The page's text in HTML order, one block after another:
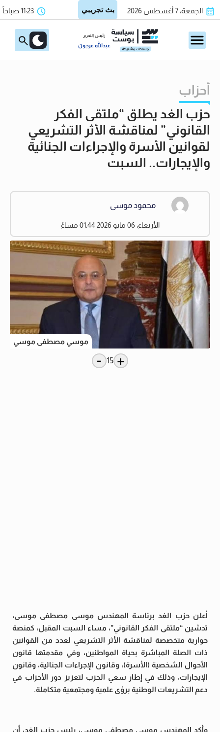
الجمعة، 7 أغسطس 2026 11:23 صباحاً
رئيس التحرير
عبدالله عرجون
أحزاب
حزب الغد يطلق “ملتقى الفكر
القانوني” لمناقشة الأثر التشريعي
لقوانين الأسرة والإجراءات الجنائية
والإيجارات.. السبت
محمود موسى
الأربعاء، 06 مايو 2026 01:44 مساءً
موسي مصطفى موسي
+
15
-
أعلن حزب الغد برئاسة المهندس موسى مصطفى موسى،
تدشين “ملتقى الفكر القانوني”، مساء السبت المقبل، كمنصة
حوارية متخصصة لمناقشة الأثر التشريعي لعدد من القوانين
ذات الصلة المباشرة بحياة المواطنين، وفي مقدمتها قانون
الأحوال الشخصية (الأسرة)، وقانون الإجراءات الجنائية، وقانون
الإيجارات، وذلك في إطار سعي الحزب لتعزيز دور الأحزاب في
دعم التشريعات الوطنية برؤى علمية ومجتمعية متكاملة.
وأكد المهندس موسى مصطفى موسى، رئيس حزب الغد، أن